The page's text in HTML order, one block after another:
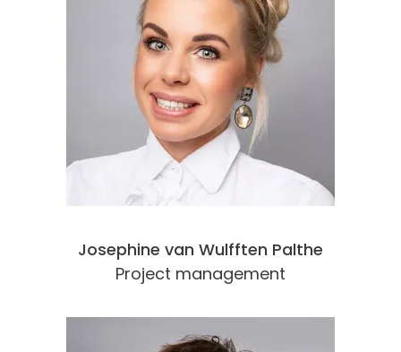
Josephine van Wulfften Palthe
Project management